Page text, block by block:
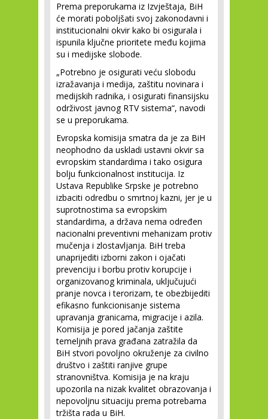
Prema preporukama iz Izvještaja, BiH
će morati poboljšati svoj zakonodavni i
institucionalni okvir kako bi osigurala i
ispunila ključne prioritete među kojima
su i medijske slobode.
„Potrebno je osigurati veću slobodu
izražavanja i medija, zaštitu novinara i
medijskih radnika, i osigurati finansijsku
održivost javnog RTV sistema“, navodi
se u preporukama.
Evropska komisija smatra da je za BiH
neophodno da uskladi ustavni okvir sa
evropskim standardima i tako osigura
bolju funkcionalnost institucija. Iz
Ustava Republike Srpske je potrebno
izbaciti odredbu o smrtnoj kazni, jer je u
suprotnostima sa evropskim
standardima, a država nema određen
nacionalni preventivni mehanizam protiv
mučenja i zlostavljanja. BiH treba
unaprijediti izborni zakon i ojačati
prevenciju i borbu protiv korupcije i
organizovanog kriminala, uključujući
pranje novca i terorizam, te obezbijediti
efikasno funkcionisanje sistema
upravanja granicama, migracije i azila.
Komisija je pored jačanja zaštite
temeljnih prava građana zatražila da
BiH stvori povoljno okruženje za civilno
društvo i zaštiti ranjive grupe
stranovništva. Komisija je na kraju
upozorila na nizak kvalitet obrazovanja i
nepovoljnu situaciju prema potrebama
tržišta rada u BiH.